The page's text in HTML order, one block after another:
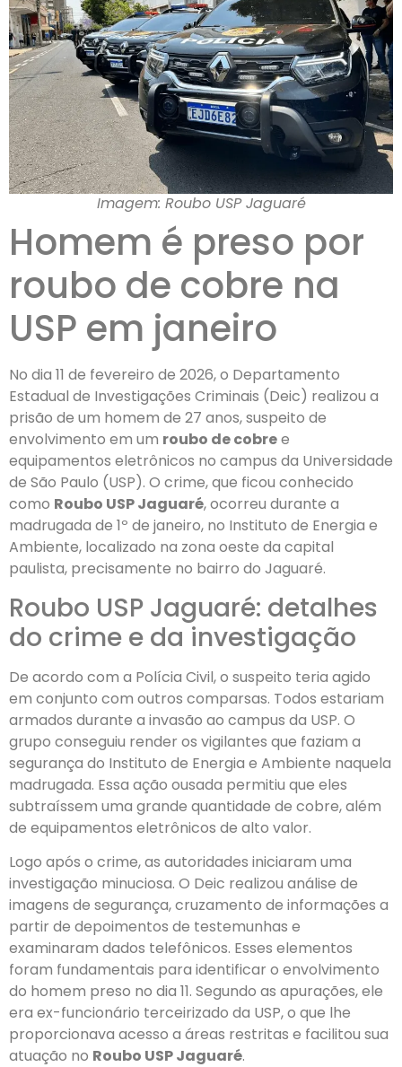
Imagem: Roubo USP Jaguaré
Homem é preso por
roubo de cobre na
USP em janeiro
No dia 11 de fevereiro de 2026, o Departamento
Estadual de Investigações Criminais (Deic) realizou a
prisão de um homem de 27 anos, suspeito de
envolvimento em um roubo de cobree
equipamentos eletrônicos no campus da Universidade
de São Paulo (USP). O crime, que ficou conhecido
como Roubo USP Jaguaré, ocorreu durante a
madrugada de 1º de janeiro, no Instituto de Energia e
Ambiente, localizado na zona oeste da capital
paulista, precisamente no bairro do Jaguaré.
Roubo USP Jaguaré: detalhes
do crime e da investigação
De acordo com a Polícia Civil, o suspeito teria agido
em conjunto com outros comparsas. Todos estariam
armados durante a invasão ao campus da USP. O
grupo conseguiu render os vigilantes que faziam a
segurança do Instituto de Energia e Ambiente naquela
madrugada. Essa ação ousada permitiu que eles
subtraíssem uma grande quantidade de cobre, além
de equipamentos eletrônicos de alto valor.
Logo após o crime, as autoridades iniciaram uma
investigação minuciosa. O Deic realizou análise de
imagens de segurança, cruzamento de informações a
partir de depoimentos de testemunhas e
examinaram dados telefônicos. Esses elementos
foram fundamentais para identificar o envolvimento
do homem preso no dia 11. Segundo as apurações, ele
era ex-funcionário terceirizado da USP, o que lhe
proporcionava acesso a áreas restritas e facilitou sua
atuação no Roubo USP Jaguaré.